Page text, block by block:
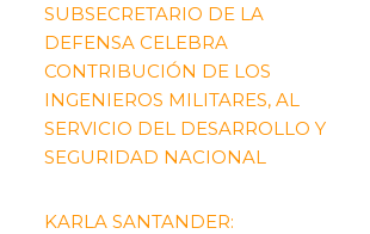
SUBSECRETARIO DE LA
DEFENSA CELEBRA
CONTRIBUCIÓN DE LOS
INGENIEROS MILITARES, AL
SERVICIO DEL DESARROLLO Y
SEGURIDAD NACIONAL
KARLA SANTANDER: